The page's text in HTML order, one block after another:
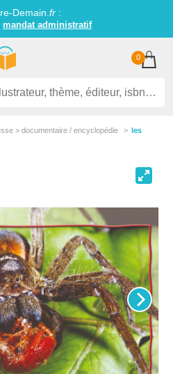
Demain. fr:
mandat administratif
0
> documentaire / encyclopédie
les